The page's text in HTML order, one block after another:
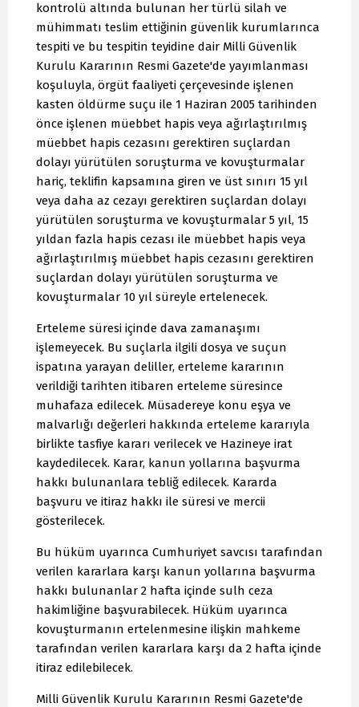
kontrolü altında bulunan her türlü silah ve
mühimmatı teslim ettiğinin güvenlik kurumlarınca
tespiti ve bu tespitin teyidine dair Milli Güvenlik
Kurulu Kararının Resmi Gazete'de yayımlanması
koşuluyla, örgüt faaliyeti çerçevesinde işlenen
kasten öldürme suçu ile 1 Haziran 2005 tarihinden
önce işlenen müebbet hapis veya ağırlaştırılmış
müebbet hapis cezasını gerektiren suçlardan
dolayı yürütülen soruşturma ve kovuşturmalar
hariç, teklifin kapsamına giren ve üst sınırı 15 yıl
veya daha az cezayı gerektiren suçlardan dolayı
yürütülen soruşturma ve kovuşturmalar 5 yıl, 15
yıldan fazla hapis cezası ile müebbet hapis veya
ağırlaştırılmış müebbet hapis cezasını gerektiren
suçlardan dolayı yürütülen soruşturma ve
kovuşturmalar 10 yıl süreyle ertelenecek.
Erteleme süresi içinde dava zamanaşımı
işlemeyecek. Bu suçlarla ilgili dosya ve suçun
ispatına yarayan deliller, erteleme kararının
verildiği tarihten itibaren erteleme süresince
muhafaza edilecek. Müsadereye konu eşya ve
malvarlığı değerleri hakkında erteleme kararıyla
birlikte tasfiye kararı verilecek ve Hazineye irat
kaydedilecek. Karar, kanun yollarına başvurma
hakkı bulunanlara tebliğ edilecek. Kararda
başvuru ve itiraz hakkı ile süresi ve mercii
gösterilecek.
Bu hüküm uyarınca Cumhuriyet savcısı tarafından
verilen kararlara karşı kanun yollarına başvurma
hakkı bulunanlar 2 hafta içinde sulh ceza
hakimliğine başvurabilecek. Hüküm uyarınca
kovuşturmanın ertelenmesine ilişkin mahkeme
tarafından verilen kararlara karşı da 2 hafta içinde
itiraz edilebilecek.
Milli Güvenlik Kurulu Kararının Resmi Gazete'de